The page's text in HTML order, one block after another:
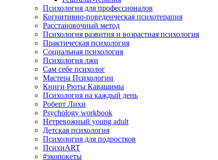
Психология для профессионалов
Когнитивно-поведенческая психотерапия
Расстановочный метод
Психология развития и возрастная психология
Практическая психология
Социальная психология
Психология лжи
Сам себе психолог
Мастера Психологии
Книги Рюты Кавашимы
Психология на каждый день
Роберт Лихи
Psychology workbook
Нетревожный young adult
Детская психология
Психология для подростков
ПсихиART
#экопокеты